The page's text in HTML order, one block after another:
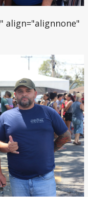
align="alignnone"